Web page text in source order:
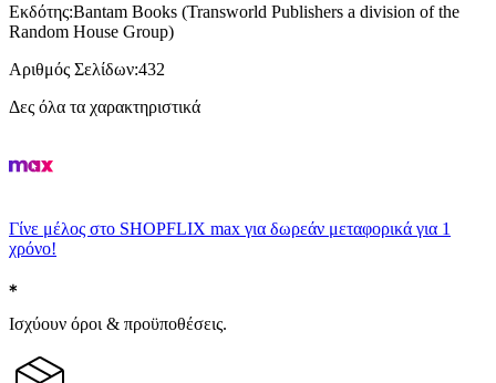
Εκδότης:Bantam Books (Transworld Publishers a division of the
Random House Group)
Αριθμός Σελίδων:432
Δες όλα τα χαρακτηριστικά
Γίνε μέλος στο SHOPFLIX max για δωρεάν μεταφορικά για 1
χρόνο!
Ισχύουν όροι & προϋποθέσεις.